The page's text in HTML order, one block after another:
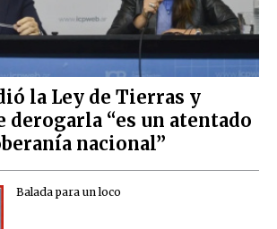
la Ley de Tierras y
derogarla “es un atentado
nacional”
Balada para un loco